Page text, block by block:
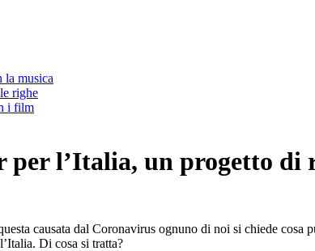
musica
righe
i film
per l’Italia, un progetto
causata dal Coronavirus ognuno di noi si chiede
Di cosa si tratta?